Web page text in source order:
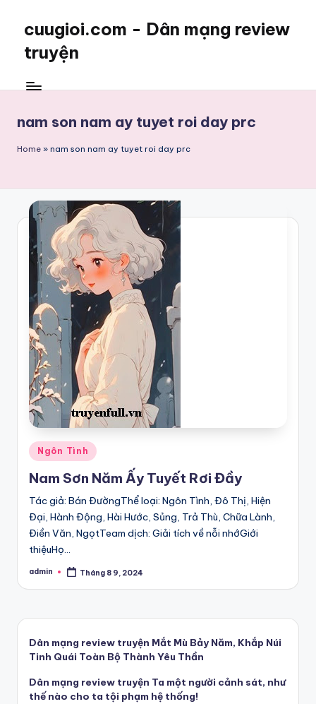
cuugioi.com - Dân mạng review
truyện
nam son nam ay tuyet roi day prc
Home » nam son nam ay tuyet roi day prc
Posted
in
Ngôn Tình
Nam Sơn Năm Ấy Tuyết Rơi Đầy
Tác giả: Bán ĐườngThể loại: Ngôn Tình, Đô Thị, Hiện
Đại, Hành Động, Hài Hước, Sủng, Trả Thù, Chữa Lành,
Điền Văn, NgọtTeam dịch: Giải tích về nỗi nhớGiới
thiệuHọ…
Posted
admin Tháng 8 9, 2024
Dân mạng review truyện Mắt Mù Bảy Năm, Khắp Núi
Tinh Quái Toàn Bộ Thành Yêu Thần
Dân mạng review truyện Ta một người cảnh sát, như
thế nào cho ta tội phạm hệ thống!